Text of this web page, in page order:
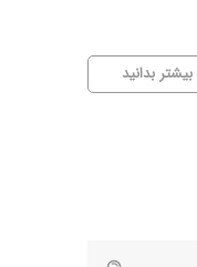
بیشتر بدانید